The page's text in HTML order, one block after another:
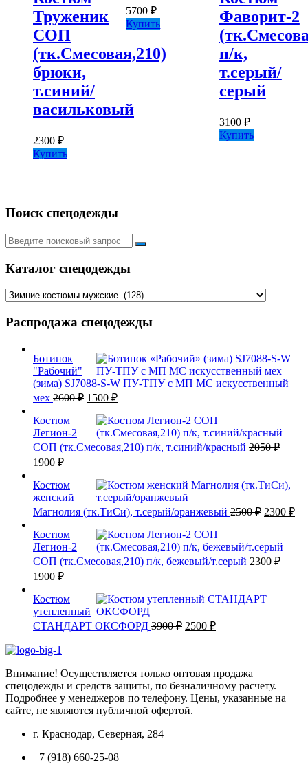
Труженик
СОП
(тк.Смесовая,210)
брюки,
т.синий/
васильковый
2300 ₽
Купить
5700₽
Купить
Фаворит-2
п/к,
т.серый/
серый
3100 ₽
Купить
Поиск спецодежды
Искать:
Каталог спецодежды
Распродажа спецодежды
Ботинок
"Рабочий"
(зима) SJ7088-S-W ПУ-ТПУ с МП МС искусственный
мех 2600₽ Первоначальная
составляла
2600 ₽.
1500 ₽Текущая
1500 ₽.
Костюм
Легион-2
СОП (тк.Смесовая,210) п/к, т.синий/красный 2050₽
Первоначальная
составляла
2050 ₽.
1900 ₽Текущая
1900 ₽.
Костюм
женский
Магнолия (тк.ТиСи), т.серый/оранжевый 2500₽
2500 ₽.
2300 ₽
Костюм
Легион-2
СОП (тк.Смесовая,210) п/к, бежевый/т.серый 2300₽
Первоначальная
составляла
2300 ₽.
1900 ₽Текущая
1900 ₽.
Костюм
утепленный
СТАНДАРТ ОКСФОРД 3900₽ Первоначальная
2500 ₽Текущая
Внимание! Осуществляется только оптовая продажа
спецодежды и средств защиты, по безналичному расчету.
Подробнее у менеджеров по телефону. Цены, указанные на
сайте, не являются публичной офертой.
г. Краснодар, Северная, 284
+7 (918) 660-25-08